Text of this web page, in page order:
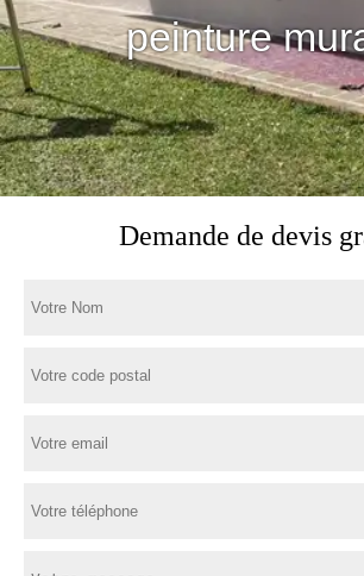
peinture
Demande de devis